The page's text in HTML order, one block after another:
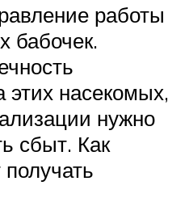
работы
бабочек.
этих насекомых,
нужно
сбыт. Как
получать